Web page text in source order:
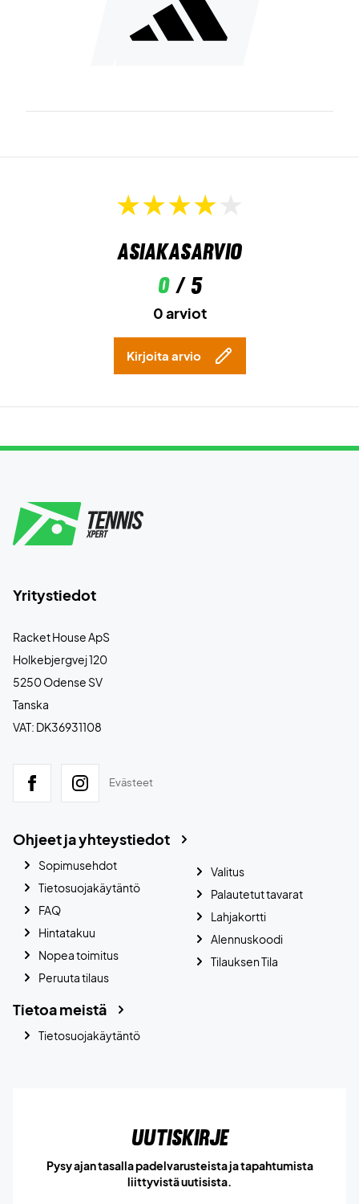
Asiakasarvio
0/ 5
0 arviot
Kirjoita arvio
Yritystiedot
Racket House ApS
Holkebjergvej 120
5250 Odense SV
Tanska
VAT: DK36931108
Evästeet
Ohjeet ja yhteystiedot
Sopimusehdot
Tietosuojakäytäntö
FAQ
Hintatakuu
Nopea toimitus
Peruuta tilaus
Valitus
Palautetut tavarat
Lahjakortti
Alennuskoodi
Tilauksen Tila
Tietoa meistä
Tietosuojakäytäntö
Uutiskirje
Pysy ajan tasalla padelvarusteista ja tapahtumista
liittyvistä uutisista.